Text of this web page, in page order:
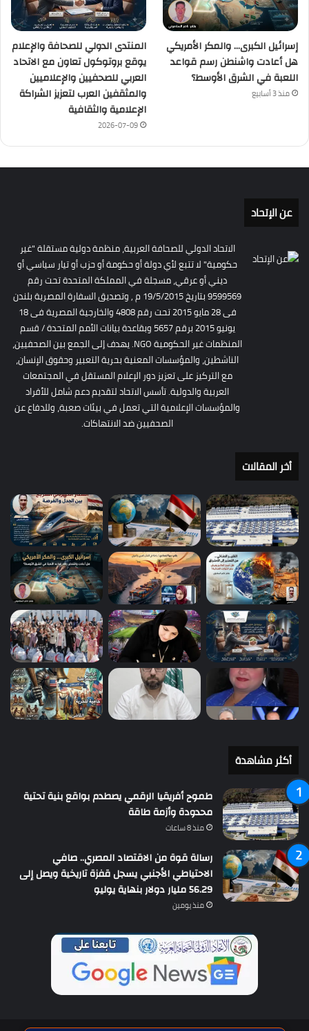
إسرائيل الكبرى… والمكر الأمريكي
هل أعادت واشنطن رسم قواعد
اللعبة في الشرق الأوسط؟
منذ 3 أسابيع
المنتدى الدولي للصحافة والإعلام
يوقع بروتوكول تعاون مع الاتحاد
العربي للصحفيين والإعلاميين
والمثقفين العرب لتعزيز الشراكة
الإعلامية والثقافية
2026-07-09
عن الإتحاد
الاتحاد الدولي للصحافة العربية، منظمة دولية مستقلة "غير
حكومية" لا تتبع لأي دولة أو حكومة أو حزب أو تيار سياسي أو
ديني أو عرقي، مسجلة في المملكة المتحدة تحت رقم
9599569 بتاريخ 19/5/2015 م , وتصديق السفارة المصرية بلندن
فى 28 مايو 2015 تحت رقم 4808 والخارجية المصرية فى 18
يونيو 2015 برقم 5657 وبقاعدة بيانات الأمم المتحدة / قسم
المنظمات غير الحكومية NGO. يهدف إلى الجمع بين الصحفيين،
الناشطين، والمؤسسات المعنية بحرية التعبير وحقوق الإنسان،
مع التركيز على تعزيز دور الإعلام المستقل في المجتمعات
العربية والدولية. تأسس الاتحاد لتقديم دعم شامل للأفراد
والمؤسسات الإعلامية التي تعمل في بيئات صعبة، وللدفاع عن
الصحفيين ضد الانتهاكات.
أخر المقالات
أكثر مشاهدة
طموح أفريقيا الرقمي يصطدم بواقع بنية تحتية
محدودة وأزمة طاقة
منذ 8 ساعات
رسالة قوة من الاقتصاد المصري.. صافي
الاحتياطي الأجنبي يسجل قفزة تاريخية ويصل إلى
56.29 مليار دولار بنهاية يوليو
منذ يومين